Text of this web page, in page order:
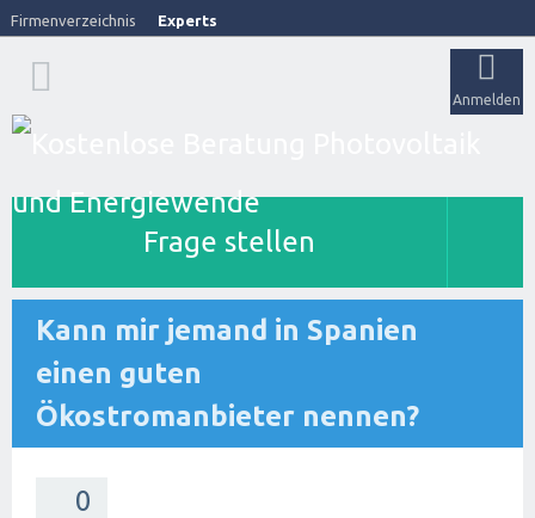
Firmenverzeichnis Experts
Anmelden
Frage stellen
Kann mir jemand in Spanien
einen guten
Ökostromanbieter nennen?
0